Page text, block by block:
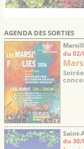
AGENDA DES SORTIES
du 02/
Saint-
du 30/